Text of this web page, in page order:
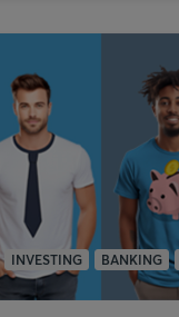
INVESTING BANKING